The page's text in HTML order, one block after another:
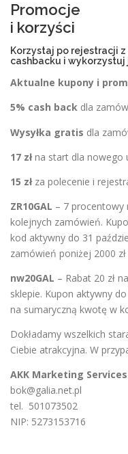
Promocje
i korzyści
Korzystaj po rejestracji
cashbacku i
Aktualne kupony i
5% cash back dla
Wysyłka gratis dla
17 złna start dla nowego
15 złza polecenie i
ZR10GAL – 7 procentowy
kolejnych zamówień.
kod aktywny do 31
zamówień poniżej 2000
nw20GAL – Rabat 20 zł
sklepie. Kupon aktywny
na sumaryczną kwotę w
Dokładamy wszelkich
Ciebie atrakcyjna. W
AKK Marketing Services
bok@galia.net.pl
tel. 501073502
NIP: 5273153716